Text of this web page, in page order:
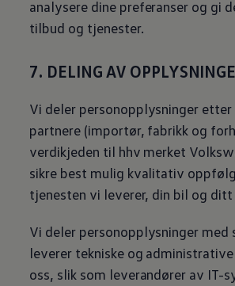
analysere dine preferanser og gi
tilbud og tjenester.
7. DELING AV
Vi deler personopplysninger
partnere (importør, fabrikk og
verdikjeden til hhv merket
sikre best mulig kvalitativ
tjenesten vi leverer, din bil og
Vi deler personopplysninger med
leverer tekniske og
oss, slik som leverandører av IT-